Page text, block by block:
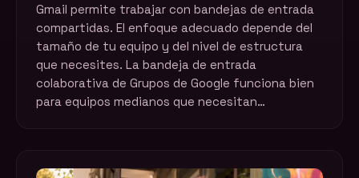
Gmail permite trabajar con bandejas de entrada
compartidas. El enfoque adecuado depende del
tamaño de tu equipo y del nivel de estructura
que necesites. La bandeja de entrada
colaborativa de Grupos de Google funciona bien
para equipos medianos que necesitan…